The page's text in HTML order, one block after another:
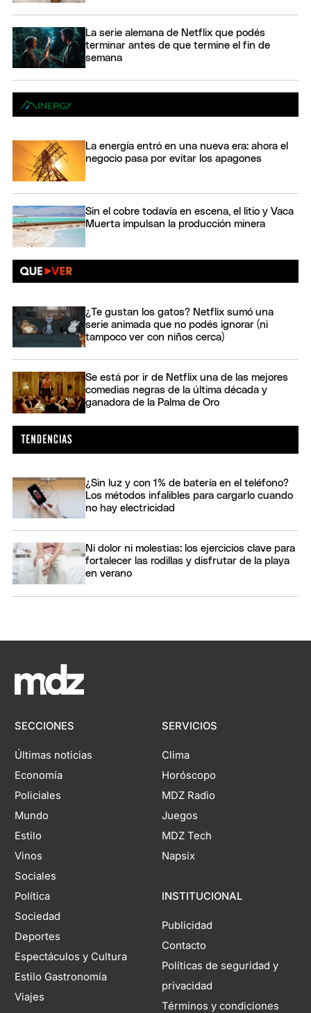
La serie alemana de Netflix que podés
terminar antes de que termine el fin de
semana
La energía entró en una nueva era: ahora el
negocio pasa por evitar los apagones
Sin el cobre todavía en escena, el litio y Vaca
Muerta impulsan la producción minera
¿Te gustan los gatos? Netflix sumó una
serie animada que no podés ignorar (ni
tampoco ver con niños cerca)
Se está por ir de Netflix una de las mejores
comedias negras de la última década y
ganadora de la Palma de Oro
¿Sin luz y con 1% de batería en el teléfono?
Los métodos infalibles para cargarlo cuando
no hay electricidad
Ni dolor ni molestias: los ejercicios clave para
fortalecer las rodillas y disfrutar de la playa
en verano
SECCIONES
Últimas noticias
Economía
Policiales
Mundo
Estilo
Vinos
Sociales
Política
Sociedad
Deportes
Espectáculos y Cultura
Estilo Gastronomía
Viajes
SERVICIOS
Clima
Horóscopo
MDZ Radio
Juegos
MDZ Tech
Napsix
INSTITUCIONAL
Publicidad
Contacto
Políticas de seguridad y
privacidad
Términos y condiciones